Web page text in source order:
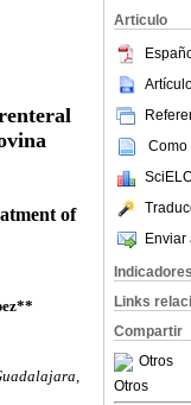
Articulo
Como
Enviar
Indicadores
Links
Compartir
Otros
Otros
of